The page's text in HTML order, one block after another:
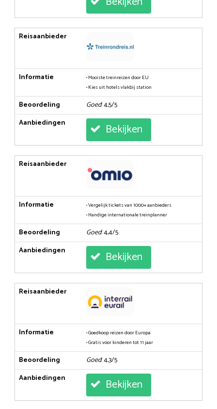
Reisaanbieder
Informatie
• Mooiste treinreizen door EU
• Kies uit hotels vlakbij station
Beoordeling Goed: 4,5/5
Aanbiedingen
Bekijken
Reisaanbieder
Informatie
• Vergelijk tickets van 1000+ aanbieders
• Handige internationale treinplanner
Beoordeling Goed: 4,4/5
Aanbiedingen
Bekijken
Reisaanbieder
Informatie
• Goedkoop reizen door Europa
• Gratis voor kinderen tot 11 jaar
Beoordeling Goed: 4,3/5
Aanbiedingen
Bekijken